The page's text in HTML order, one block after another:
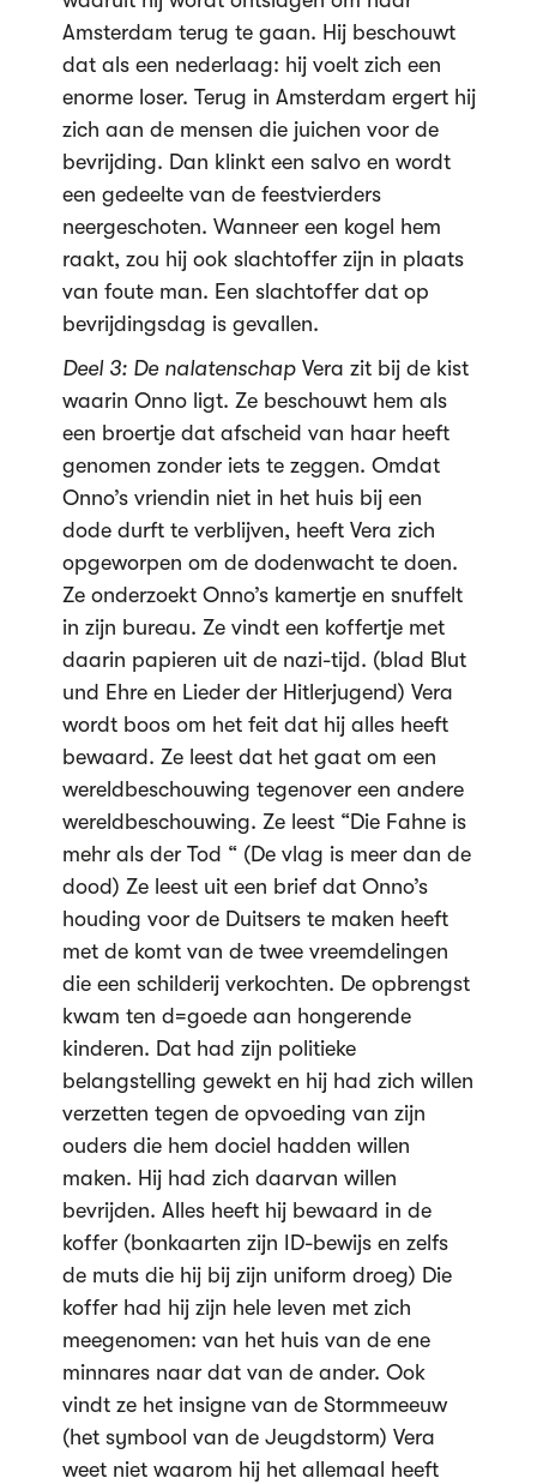
Amsterdam terug te gaan. Hij beschouwt
dat als een nederlaag: hij voelt zich een
enorme loser. Terug in Amsterdam ergert hij
zich aan de mensen die juichen voor de
bevrijding. Dan klinkt een salvo en wordt
een gedeelte van de feestvierders
neergeschoten. Wanneer een kogel hem
raakt, zou hij ook slachtoffer zijn in plaats
van foute man. Een slachtoffer dat op
bevrijdingsdag is gevallen.
Deel 3: De nalatenschap Vera zit bij de kist
waarin Onno ligt. Ze beschouwt hem als
een broertje dat afscheid van haar heeft
genomen zonder iets te zeggen. Omdat
Onno’s vriendin niet in het huis bij een
dode durft te verblijven, heeft Vera zich
opgeworpen om de dodenwacht te doen.
Ze onderzoekt Onno’s kamertje en snuffelt
in zijn bureau. Ze vindt een koffertje met
daarin papieren uit de nazi-tijd. (blad Blut
und Ehre en Lieder der Hitlerjugend) Vera
wordt boos om het feit dat hij alles heeft
bewaard. Ze leest dat het gaat om een
wereldbeschouwing tegenover een andere
wereldbeschouwing. Ze leest “Die Fahne is
mehr als der Tod “ (De vlag is meer dan de
dood) Ze leest uit een brief dat Onno’s
houding voor de Duitsers te maken heeft
met de komt van de twee vreemdelingen
die een schilderij verkochten. De opbrengst
kwam ten d=goede aan hongerende
kinderen. Dat had zijn politieke
belangstelling gewekt en hij had zich willen
verzetten tegen de opvoeding van zijn
ouders die hem dociel hadden willen
maken. Hij had zich daarvan willen
bevrijden. Alles heeft hij bewaard in de
koffer (bonkaarten zijn ID-bewijs en zelfs
de muts die hij bij zijn uniform droeg) Die
koffer had hij zijn hele leven met zich
meegenomen: van het huis van de ene
minnares naar dat van de ander. Ook
vindt ze het insigne van de Stormmeeuw
(het symbool van de Jeugdstorm) Vera
weet niet waarom hij het allemaal heeft